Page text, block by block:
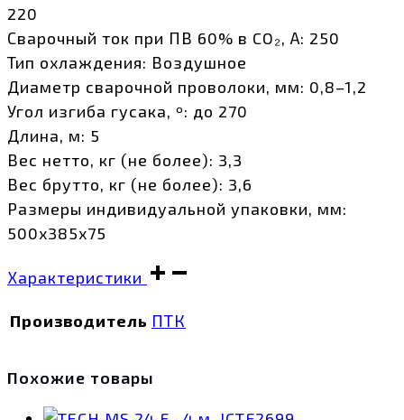
220
Сварочный ток при ПВ 60% в CO₂, А: 250
Тип охлаждения: Воздушное
Диаметр сварочной проволоки, мм: 0,8–1,2
Угол изгиба гусака, º: до 270
Длина, м: 5
Вес нетто, кг (не более): 3,3
Вес брутто, кг (не более): 3,6
Размеры индивидуальной упаковки, мм:
500х385х75
Характеристики
Производитель ПТК
Похожие товары